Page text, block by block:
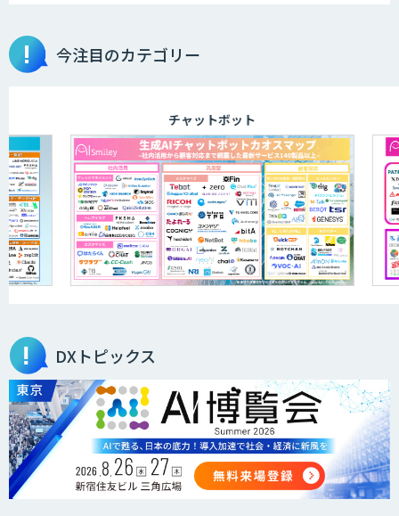
今注目のカテゴリー
チャットボット
DXトピックス